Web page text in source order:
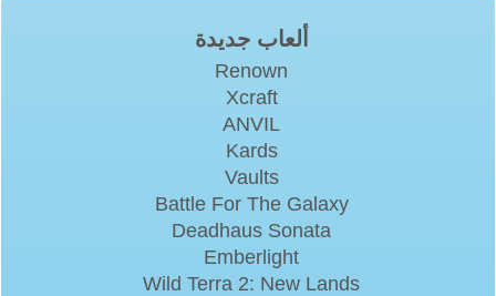
ألعاب جديدة
Renown
Xcraft
ANVIL
Kards
Vaults
Battle For The Galaxy
Deadhaus Sonata
Emberlight
Wild Terra 2: New Lands